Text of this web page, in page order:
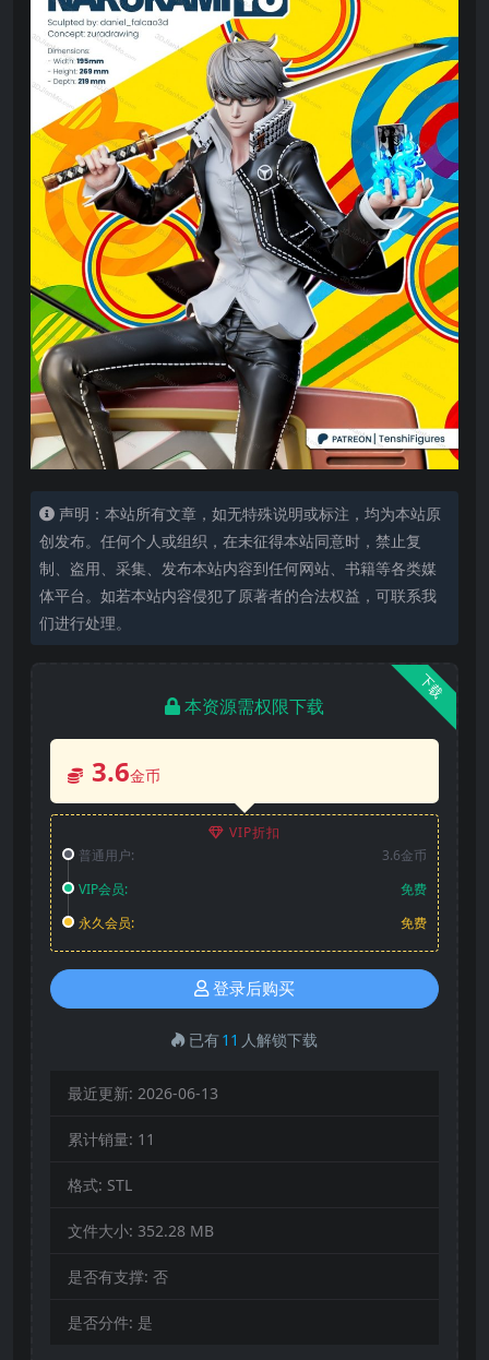
声明：本站所有文章，如无特殊说明或标注，均为本站原
创发布。任何个人或组织，在未征得本站同意时，禁止复
制、盗用、采集、发布本站内容到任何网站、书籍等各类媒
体平台。如若本站内容侵犯了原著者的合法权益，可联系我
们进行处理。
下载
本资源需权限下载
3.6金币
VIP折扣
普通用户:
3.6金币
VIP会员:
免费
永久会员:
免费
登录后购买
已有11 人解锁下载
最近更新: 2026-06-13
累计销量: 11
格式: STL
文件大小: 352.28 MB
是否有支撑: 否
是否分件: 是